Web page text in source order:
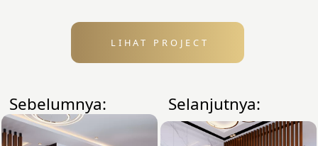
LIHAT PROJECT
Sebelumnya: Selanjutnya: